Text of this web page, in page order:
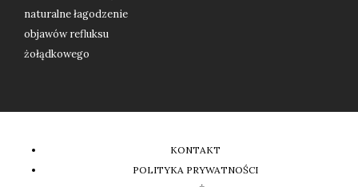
naturalne łagodzenie
objawów refluksu
żołądkowego
KONTAKT
POLITYKA PRYWATNOŚCI